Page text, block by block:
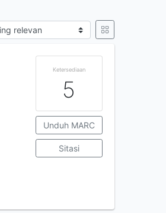
Ketersediaan
5
Unduh MARC
Sitasi